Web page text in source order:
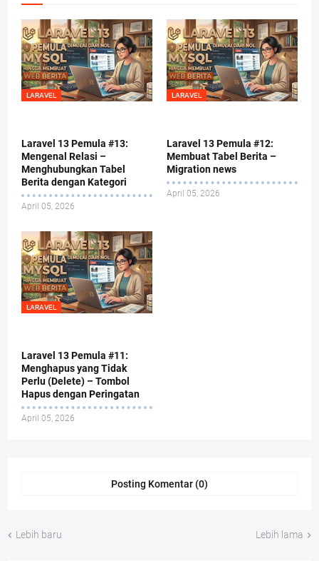
LARAVEL
Laravel 13 Pemula #13:
Mengenal Relasi –
Menghubungkan Tabel
Berita dengan Kategori
April 05, 2026
LARAVEL
Laravel 13 Pemula #12:
Membuat Tabel Berita –
Migration news
April 05, 2026
LARAVEL
Laravel 13 Pemula #11:
Menghapus yang Tidak
Perlu (Delete) – Tombol
Hapus dengan Peringatan
April 05, 2026
Posting Komentar (0)
Lebih baru Lebih lama